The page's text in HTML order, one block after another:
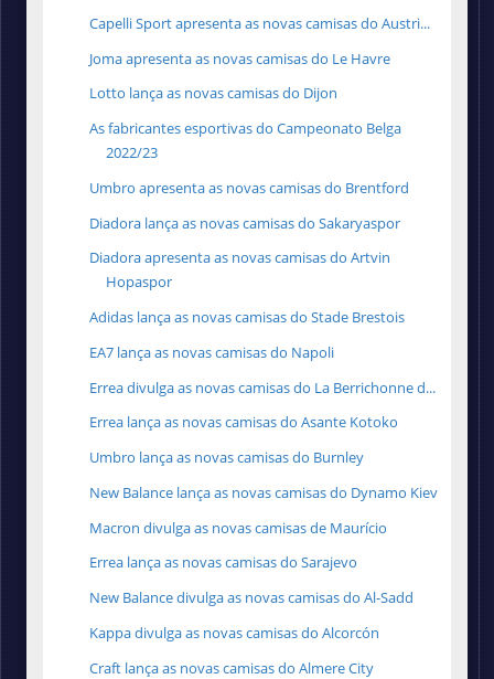
Capelli Sport apresenta as novas camisas do Austri...
Joma apresenta as novas camisas do Le Havre
Lotto lança as novas camisas do Dijon
As fabricantes esportivas do Campeonato Belga
2022/23
Umbro apresenta as novas camisas do Brentford
Diadora lança as novas camisas do Sakaryaspor
Diadora apresenta as novas camisas do Artvin
Hopaspor
Adidas lança as novas camisas do Stade Brestois
EA7 lança as novas camisas do Napoli
Errea divulga as novas camisas do La Berrichonne d...
Errea lança as novas camisas do Asante Kotoko
Umbro lança as novas camisas do Burnley
New Balance lança as novas camisas do Dynamo Kiev
Macron divulga as novas camisas de Maurício
Errea lança as novas camisas do Sarajevo
New Balance divulga as novas camisas do Al-Sadd
Kappa divulga as novas camisas do Alcorcón
Craft lança as novas camisas do Almere City